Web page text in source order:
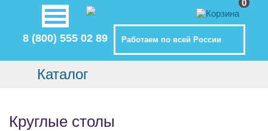
0
8 (800) 555 02 89 Работаем по всей России
Каталог
Круглые столы